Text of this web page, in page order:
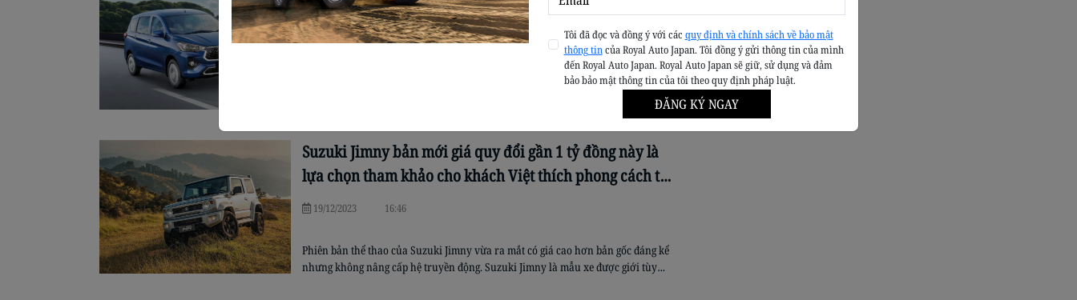
dự kiến quy đổi 250 triệu đồng
19/12/2023 16:46
Rumion được định vị dưới Innova và Alphard/Vellfire trong dải sản phẩm MPV
của Toyota Ấn Độ. Ngày 10/8, Toyota Ấn Độ ra mắt phiên bản mới của Rumion.
Nằm ở phân khúc MPV, đây thực tế là bản sao của Suzuki Ertiga được Toyota thay
Suzuki Jimny bản mới giá quy đổi gần 1 tỷ đồng này là
lựa chọn tham khảo cho khách Việt thích phong cách thể
thao
19/12/2023 16:46
Phiên bản thể thao của Suzuki Jimny vừa ra mắt có giá cao hơn bản gốc đáng kể
nhưng không nâng cấp hệ truyền động. Suzuki Jimny là mẫu xe được giới tùy
Tôi đã đọc và đồng ý với các quy định và chính sách về bảo mật
thông tincủa Royal Auto Japan. Tôi đồng ý gửi thông tin của mình
đến Royal Auto Japan. Royal Auto Japan sẽ giữ, sử dụng và đảm
bảo bảo mật thông tin của tôi theo quy định pháp luật.
ĐĂNG KÝ NGAY